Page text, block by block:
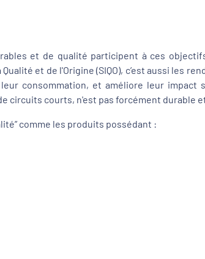
et de qualité participent à ces
et de l'Origine (SIQO), c’est aussi les
consommation, et améliore leur impact
circuits courts, n'est pas forcément durable
comme les produits possédant :